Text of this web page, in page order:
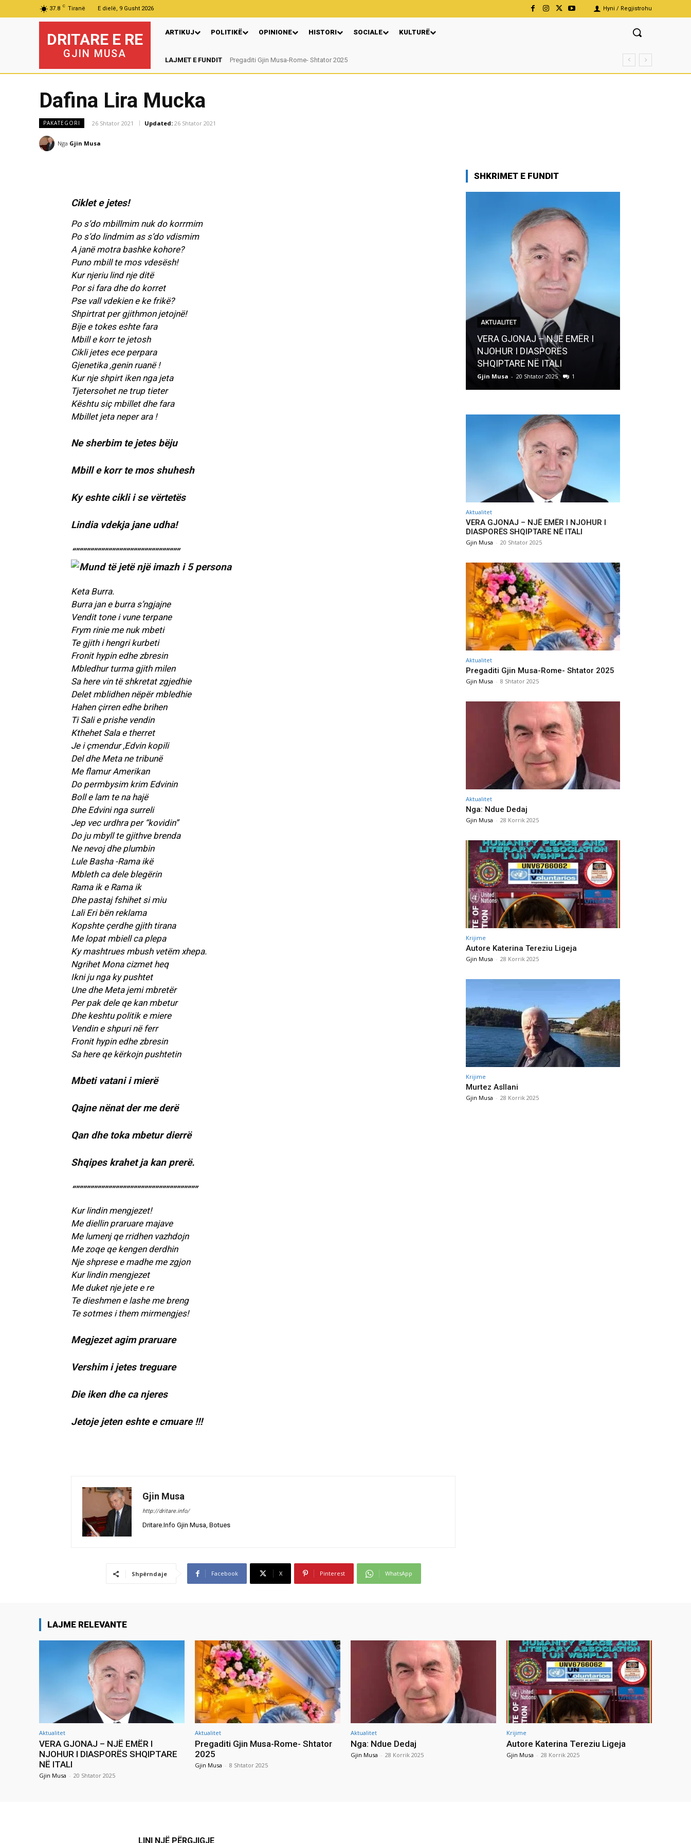
37.8 C Tiranë E dielë, 9 Gusht 2026 Hyni / Regjistrohu
DRITARE E RE
GJIN MUSA
ARTIKUJ POLITIKË OPINIONE HISTORI SOCIALE KULTURË
LAJMET E FUNDIT Pregaditi Gjin Musa-Rome- Shtator 2025
Nga: Ndue Dedaj
Dafina Lira Mucka
PAKATEGORI 26 Shtator 2021 Updated: 26 Shtator 2021
Nga Gjin Musa
Ciklet e jetes!
Po s’do mbillmim nuk do korrmim
Po s’do lindmim as s’do vdismim
A janë motra bashke kohore?
Puno mbill te mos vdesësh!
Kur njeriu lind nje ditë
Por si fara dhe do korret
Pse vall vdekien e ke frikë?
Shpirtrat per gjithmon jetojnë!
Bije e tokes eshte fara
Mbill e korr te jetosh
Cikli jetes ece perpara
Gjenetika ,genin ruanë !
Kur nje shpirt iken nga jeta
Tjetersohet ne trup tieter
Kështu siç mbillet dhe fara
Mbillet jeta neper ara !
Ne sherbim te jetes bëju
Mbill e korr te mos shuhesh
Ky eshte cikli i se vërtetës
Lindia vdekja jane udha!
“”””””””””””””””””””””””””””””
Keta Burra.
Burra jan e burra s’ngjajne
Vendit tone i vune terpane
Frym rinie me nuk mbeti
Te gjith i hengri kurbeti
Fronit hypin edhe zbresin
Mbledhur turma gjith milen
Sa here vin të shkretat zgjedhie
Delet mblidhen nëpër mbledhie
Hahen çirren edhe brihen
Ti Sali e prishe vendin
Kthehet Sala e therret
Je i çmendur ,Edvin kopili
Del dhe Meta ne tribunë
Me flamur Amerikan
Do permbysim krim Edvinin
Boll e lam te na hajë
Dhe Edvini nga surreli
Jep vec urdhra per “kovidin”
Do ju mbyll te gjithve brenda
Ne nevoj dhe plumbin
Lule Basha -Rama ikë
Mbleth ca dele blegërin
Rama ik e Rama ik
Dhe pastaj fshihet si miu
Lali Eri bën reklama
Kopshte çerdhe gjith tirana
Me lopat mbiell ca plepa
Ky mashtrues mbush vetëm xhepa.
Ngrihet Mona cizmet heq
Ikni ju nga ky pushtet
Une dhe Meta jemi mbretër
Per pak dele qe kan mbetur
Dhe keshtu politik e miere
Vendin e shpuri në ferr
Fronit hypin edhe zbresin
Sa here qe kërkojn pushtetin
Mbeti vatani i mierë
Qajne nënat der me derë
Qan dhe toka mbetur dierrë
Shqipes krahet ja kan prerë.
“””””””””””””””””””””””””””””””””””
Kur lindin mengjezet!
Me diellin praruare majave
Me lumenj qe rridhen vazhdojn
Me zoqe qe kengen derdhin
Nje shprese e madhe me zgjon
Kur lindin mengjezet
Me duket nje jete e re
Te dieshmen e lashe me breng
Te sotmes i them mirmengjes!
Megjezet agim praruare
Vershim i jetes treguare
Die iken dhe ca njeres
Jetoje jeten eshte e cmuare !!!
Gjin Musa
http://dritare.info/
Dritare.Info Gjin Musa, Botues
Shpërndaje Facebook X Pinterest WhatsApp
SHKRIMET E FUNDIT
AKTUALITET
VERA GJONAJ – NJË EMËR I
NJOHUR I DIASPORËS
SHQIPTARE NË ITALI
Gjin Musa - 20 Shtator 2025 1
Aktualitet
VERA GJONAJ – NJË EMËR I NJOHUR I
DIASPORËS SHQIPTARE NË ITALI
Gjin Musa - 20 Shtator 2025
Aktualitet
Pregaditi Gjin Musa-Rome- Shtator 2025
Gjin Musa - 8 Shtator 2025
Aktualitet
Nga: Ndue Dedaj
Gjin Musa - 28 Korrik 2025
Krijime
Autore Katerina Tereziu Ligeja
Gjin Musa - 28 Korrik 2025
Krijime
Murtez Asllani
Gjin Musa - 28 Korrik 2025
LAJME RELEVANTE
Aktualitet
VERA GJONAJ – NJË EMËR I
NJOHUR I DIASPORËS SHQIPTARE
NË ITALI
Gjin Musa - 20 Shtator 2025
Aktualitet
Pregaditi Gjin Musa-Rome- Shtator
2025
Gjin Musa - 8 Shtator 2025
Aktualitet
Nga: Ndue Dedaj
Gjin Musa - 28 Korrik 2025
Krijime
Autore Katerina Tereziu Ligeja
Gjin Musa - 28 Korrik 2025
LINI NJË PËRGJIGJE